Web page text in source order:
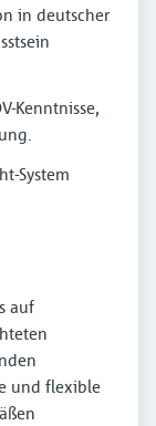
in deutscher
Kenntnisse,
System
auf
und flexible